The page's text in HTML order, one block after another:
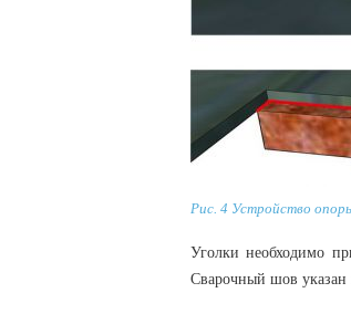
Рис. 4 Устройство
Уголки необходимо
Сварочный шов указан